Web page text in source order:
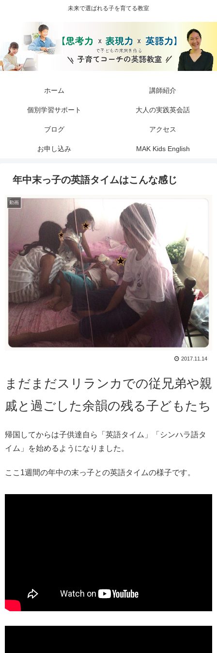
未来で選ばれる子を育てる教室
ホーム 講師紹介
個別学習サポート 大人の実践英会話
ブログ アクセス
お申し込み MAK Kids English
年中末っ子の英語タイムはこんな感じ
動画
2017.11.14
まだまだスリランカでの従兄弟や親
戚と過ごした余韻の残る子どもたち
帰国してからは子供達自ら「英語タイム」「シンハラ語タ
イム」を始めるようになりました。
ここ1週間の年中の末っ子との英語タイムの様子です。